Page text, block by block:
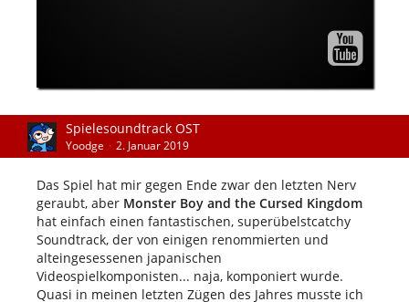
Spielesoundtrack OST
Yoodge 2. Januar 2019
Das Spiel hat mir gegen Ende zwar den letzten Nerv
geraubt, aber Monster Boy and the Cursed Kingdom
hat einfach einen fantastischen, superübelstcatchy
Soundtrack, der von einigen renommierten und
alteingesessenen japanischen
Videospielkomponisten... naja, komponiert wurde.
Quasi in meinen letzten Zügen des Jahres musste ich